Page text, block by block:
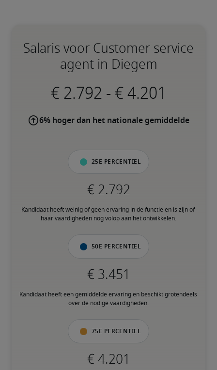
Salaris voor Customer service
agent in Diegem
-
6% hoger dan het nationale gemiddelde
25e percentiel
Kandidaat heeft weinig of geen ervaring in de functie en is zijn of
haar vaardigheden nog volop aan het ontwikkelen.
50e percentiel
Kandidaat heeft een gemiddelde ervaring en beschikt grotendeels
over de nodige vaardigheden.
75e percentiel